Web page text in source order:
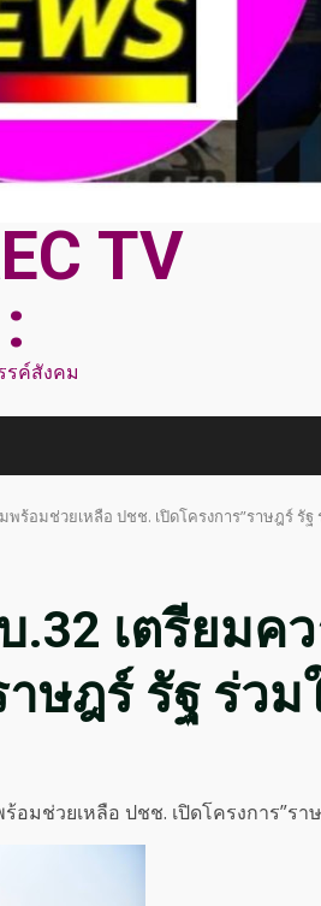
TV
รค์สังคม
พร้อมช่วยเหลือ ปชช. เปิดโครงการ”ราษฎร์ รัฐ
.32 เตรียมค
าษฎร์ รัฐ ร่ว
อมช่วยเหลือ ปชช. เปิดโครงการ”รา